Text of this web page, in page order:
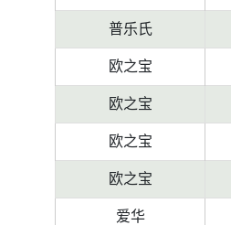
普乐氏
欧之宝
欧之宝
欧之宝
欧之宝
爱华